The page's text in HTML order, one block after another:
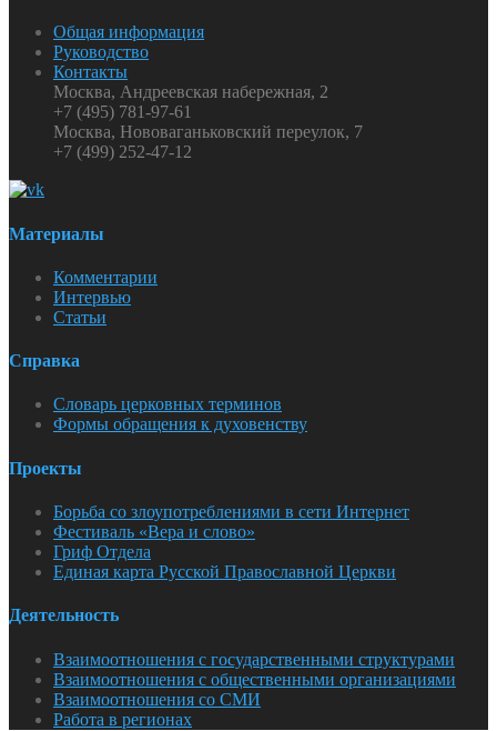
Общая информация
Руководство
Контакты
Москва, Андреевская набережная, 2
+7 (495) 781-97-61
Москва, Нововаганьковский переулок, 7
+7 (499) 252-47-12
Материалы
Комментарии
Интервью
Статьи
Справка
Словарь церковных терминов
Формы обращения к духовенству
Проекты
Борьба со злоупотреблениями в сети Интернет
Фестиваль «Вера и слово»
Гриф Отдела
Единая карта Русской Православной Церкви
Деятельность
Взаимоотношения с государственными структурами
Взаимоотношения с общественными организациями
Взаимоотношения со СМИ
Работа в регионах